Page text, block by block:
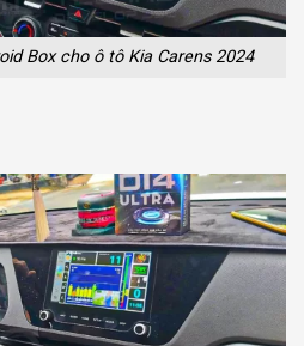
Box cho ô tô Kia Carens 2024